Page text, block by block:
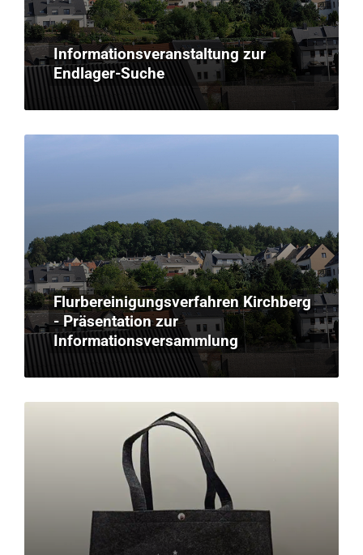
Informationsveranstaltung zur
Endlager-Suche
Flurbereinigungsverfahren Kirchberg
- Präsentation zur
Informationsversammlung